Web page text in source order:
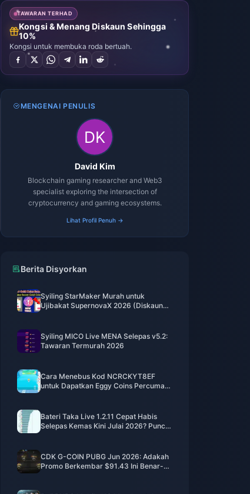
RM 344.30
RM 570.39
-40%
10000 Berlian
RM 688.61
RM 1140.77
RM 1377.18
TAWARAN TERHAD
Kongsi & Menang Diskaun Sehingga
10%
Kongsi untuk membuka roda bertuah.
MENGENAI PENULIS
David Kim
Blockchain gaming researcher and Web3
specialist exploring the intersection of
cryptocurrency and gaming ecosystems.
Lihat Profil Penuh →
Berita Disyorkan
Syiling StarMaker Murah untuk
Ujibakat SupernovaX 2026 (Diskaun
Syiling MICO Live MENA Selepas v5.2:
Tawaran Termurah 2026
Cara Menebus Kod NCRCKYT8EF
untuk Dapatkan Eggy Coins Percuma
Bateri Taka Live 1.2.11 Cepat Habis
Selepas Kemas Kini Julai 2026? Punca
CDK G-COIN PUBG Jun 2026: Adakah
Promo Berkembar $91.43 Ini Benar-